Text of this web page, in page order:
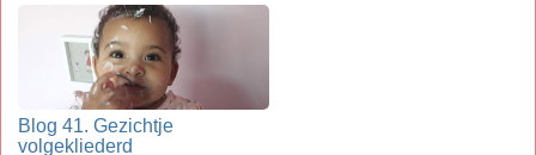
Blog 41. Gezichtje
volgekliederd